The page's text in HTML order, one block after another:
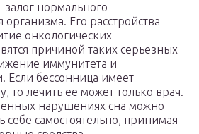
нормального
Его расстройства
онкологических
причиной таких серьезных
иммунитета и
Если бессонница имеет
то лечить ее может только врач.
нарушениях сна можно
себе самостоятельно, принимая